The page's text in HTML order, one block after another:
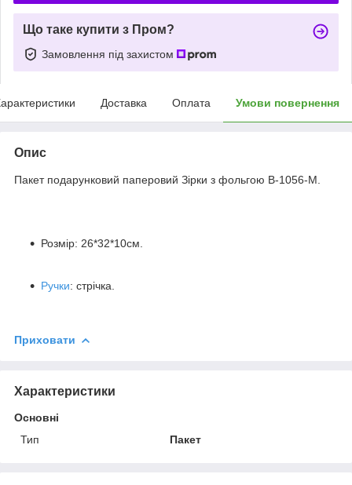
Що таке купити з Пром?
Замовлення під захистом
Доставка Оплата Умови повернення
Опис
Пакет подарунковий паперовий Зірки з фольгою В-1056-M.
Розмір: 26*32*10см.
Ручки: стрічка.
Приховати
Характеристики
Основні
Тип
Пакет